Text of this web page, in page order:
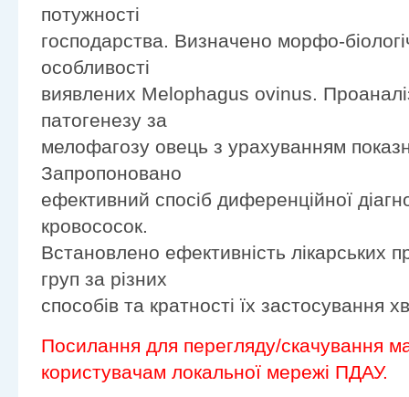
потужності
господарства. Визначено морфо-
особливості
виявлених Melophagus ovinus.
патогенезу за
мелофагозу овець з урахуванням
Запропоновано
ефективний спосіб диференційної
кровососок.
Встановлено ефективність лікарських
груп за різних
способів та кратності їх застосування
Посилання для перегляду/скачування
користувачам локальної мережі ПДАУ.